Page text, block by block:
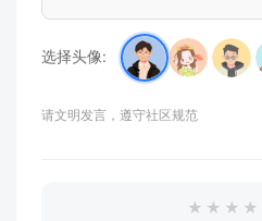
选择头像:
请文明发言，遵守社区规范
★ ★ ★ ★